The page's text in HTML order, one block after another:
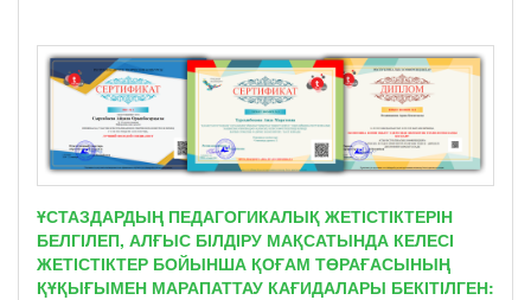
ҰСТАЗДАРДЫҢ ПЕДАГОГИКАЛЫҚ ЖЕТІСТІКТЕРІН
БЕЛГІЛЕП, АЛҒЫС БІЛДІРУ МАҚСАТЫНДА КЕЛЕСІ
ЖЕТІСТІКТЕР БОЙЫНША ҚОҒАМ ТӨРАҒАСЫНЫҢ
ҚҰҚЫҒЫМЕН МАРАПАТТАУ КАҒИДАЛАРЫ БЕКІТІЛГЕН: